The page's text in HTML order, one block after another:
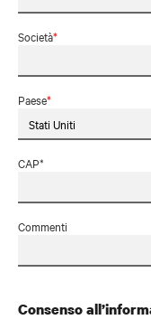
Società*
Paese*
CAP*
Commenti
Consenso